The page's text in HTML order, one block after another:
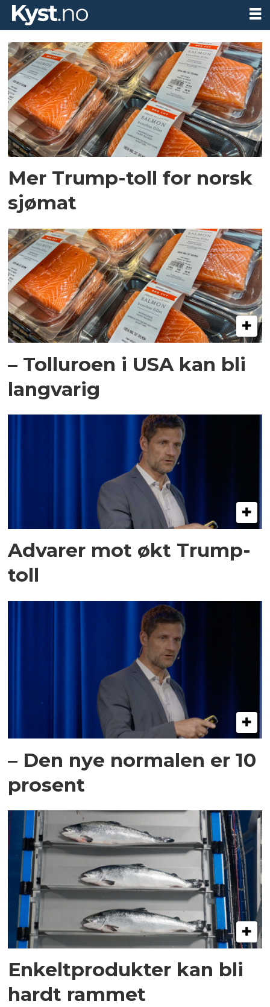
Tag:
trump
Mer Trump-toll for norsk
sjømat
– Tolluroen i USA kan bli
langvarig
Advarer mot økt Trump-
toll
– Den nye normalen er 10
prosent
Enkeltprodukter kan bli
hardt rammet